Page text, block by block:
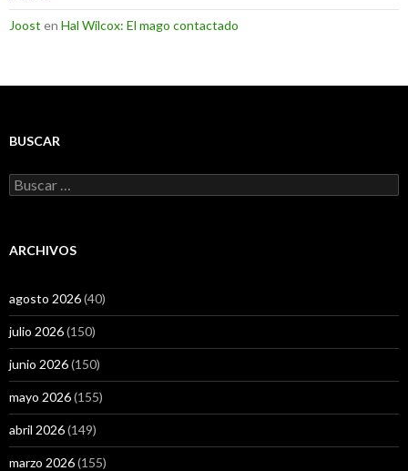
Joost en Hal Wilcox: El mago contactado
BUSCAR
Buscar:
ARCHIVOS
agosto 2026(40)
julio 2026(150)
junio 2026(150)
mayo 2026(155)
abril 2026(149)
marzo 2026(155)